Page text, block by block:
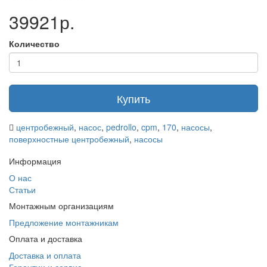
обеспечивает преобразование части кинетической энергий в
энергию напора.
Мощность, кВт
Напряжение, В380.00
Напор, м
39921р.
Количество
Купить
центробежный, насос, pedrollo, cpm, 170, насосы,
поверхностные центробежный, насосы
Информация
О нас
Статьи
Монтажным организациям
Предложение монтажникам
Оплата и доставка
Доставка и оплата